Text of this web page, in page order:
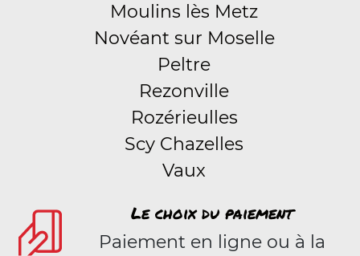
Moulins lès Metz
Novéant sur Moselle
Peltre
Rezonville
Rozérieulles
Scy Chazelles
Vaux
Le choix du paiement
Paiement en ligne ou à la